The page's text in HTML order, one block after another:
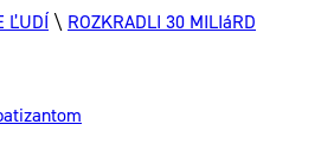
ĽUDÍ \ ROZKRADLI 30 MILIáRD